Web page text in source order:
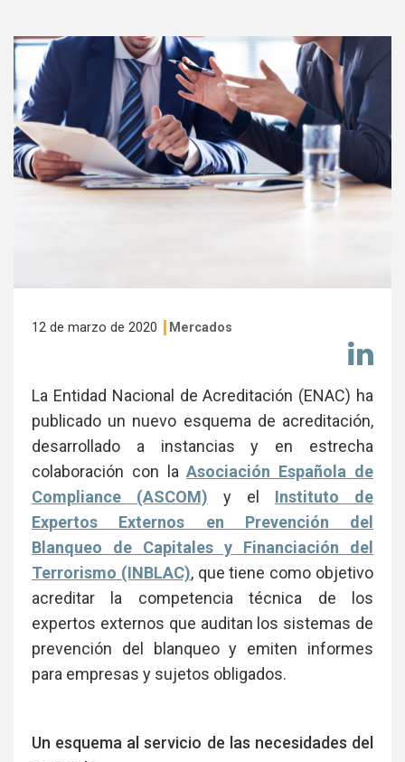
12 de marzo de 2020 Mercados
en
La Entidad Nacional de Acreditación (ENAC) ha
publicado un nuevo esquema de acreditación,
desarrollado a instancias y en estrecha
colaboración con laAsociación Española de
Compliance (ASCOM) y el Instituto de
Expertos Externos en Prevención del
Blanqueo de Capitales y Financiación del
Terrorismo (INBLAC), que tiene como objetivo
acreditar la competencia técnica de los
expertos externos que auditan los sistemas de
prevención del blanqueo y emiten informes
para empresas y sujetos obligados.
Un esquema al servicio de las necesidades del